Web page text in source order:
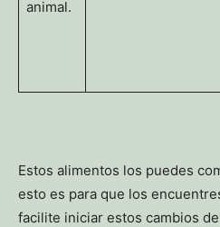
animal.
Estos alimentos los puedes
esto es para que los
facilite iniciar estos cambios